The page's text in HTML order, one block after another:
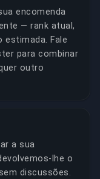
encomenda
— rank atual,
estimada. Fale
para combinar
outro
a sua
lhe o
discussões.